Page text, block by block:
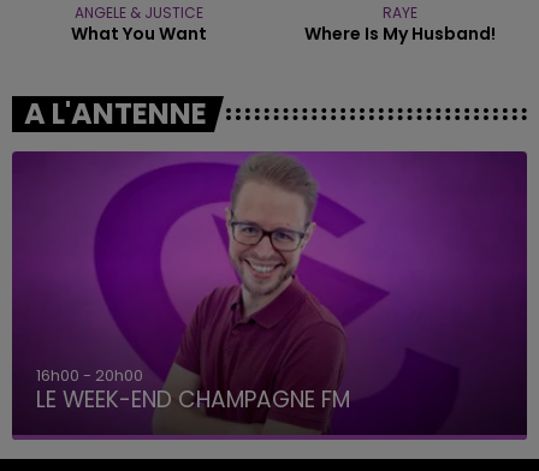
ANGELE & JUSTICE
What You Want
RAYE
Where Is My Husband!
A L'ANTENNE
16h00 - 20h00
LE WEEK-END CHAMPAGNE FM